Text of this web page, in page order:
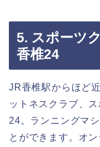
5. スポーツ
香椎24
JR香椎駅からほど
ットネスクラブ、
24。ランニングマ
とができます。オ